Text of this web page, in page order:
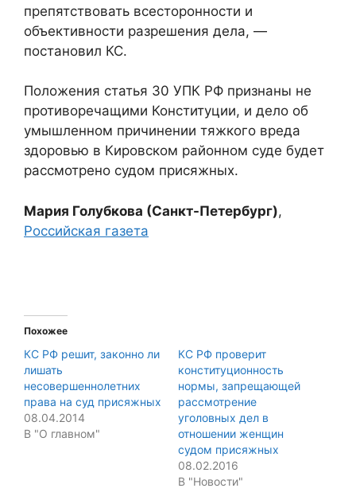
препятствовать всесторонности и
объективности разрешения дела, —
постановил КС.
Положения статья 30 УПК РФ признаны не
противоречащими Конституции, и дело об
умышленном причинении тяжкого вреда
здоровью в Кировском районном суде будет
рассмотрено судом присяжных.
Мария Голубкова (Санкт-Петербург),
Российская газета
Похожее
КС РФ решит, законно ли
лишать
несовершеннолетних
права на суд присяжных
08.04.2014
В "О главном"
КС РФ проверит
конституционность
нормы, запрещающей
рассмотрение
уголовных дел в
отношении женщин
судом присяжных
08.02.2016
В "Новости"